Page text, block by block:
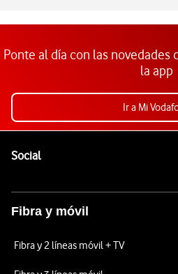
Ponte al día con las
la app
Ir a Mi
SocialEnlaces a las redes sociales
Fibra y móvil
Fibra y 2 líneas móvil + TV